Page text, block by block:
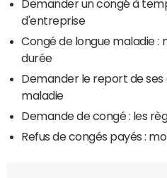
Demander un congé à
d'entreprise
Congé de longue maladie :
durée
Demander le report de ses
maladie
Demande de congé : les
Refus de congés payés :